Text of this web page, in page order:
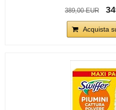
389,00 EUR
Acquista